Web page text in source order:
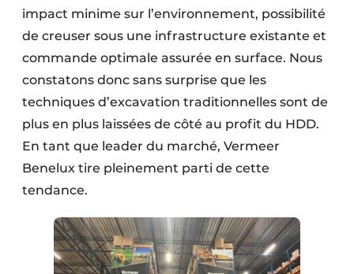
impact minime sur l’environnement, possibilité
de creuser sous une infrastructure existante et
commande optimale assurée en surface. Nous
constatons donc sans surprise que les
techniques d’excavation traditionnelles sont de
plus en plus laissées de côté au profit du HDD.
En tant que leader du marché, Vermeer
Benelux tire pleinement parti de cette
tendance.